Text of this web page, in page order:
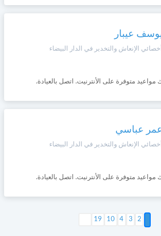
عيبار
أخصائي الإنعاش والتخدير في الدار البيضاء
متوفرة على الأنترنيت. اتصل بالعيادة.
عباسي
أخصائي الإنعاش والتخدير في الدار البيضاء
متوفرة على الأنترنيت. اتصل بالعيادة.
2
3
4
10
19
>